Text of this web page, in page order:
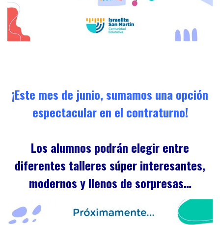
¡Este mes de junio, sumamos una opción
espectacular en el contraturno!
Los alumnos podrán elegir entre
diferentes talleres súper interesantes,
modernos y llenos de sorpresas…